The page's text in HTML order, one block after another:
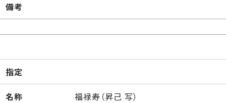
備考
指定
名称 福禄寿（昇己 写）